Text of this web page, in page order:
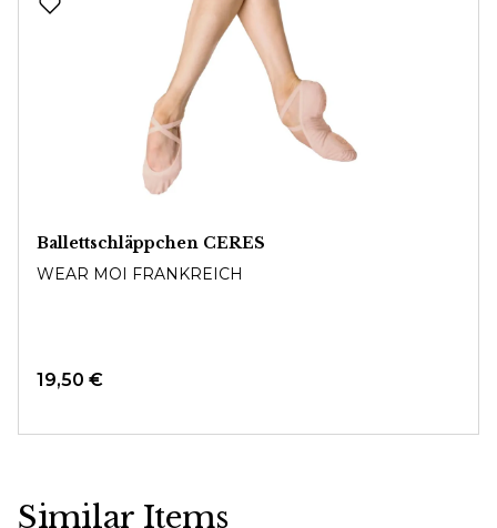
Ballettschläppchen CERES
WEAR MOI FRANKREICH
19,50 €
Similar Items